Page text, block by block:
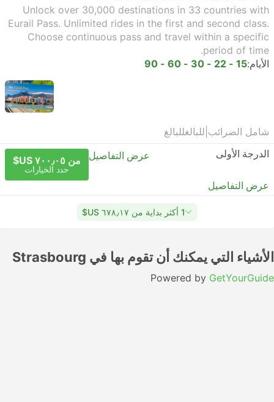
Unlock over 30,000 destinations in 33 countries with
Eurail Pass. Unlimited rides in the first and second class.
Choose continuous pass and travel within a specific
period of time.
الأيام:15 - 22 - 30 - 60 - 90
شامل الضرائب للبالغللبالغ
الدرجة الأولى
عرض التفاصيل من ٧٠٠٫٠٥ US$
حدد الخيارات
عرض التفاصيل
1 أكثر بداية من ٦٧٨٫١٧ US$
الأشياء التي يمكنك أن تقوم بها في Strasbourg
Powered by GetYourGuide